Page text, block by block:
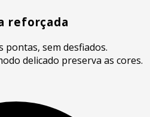
reforçada
pontas, sem desfiados.
delicado preserva as cores.